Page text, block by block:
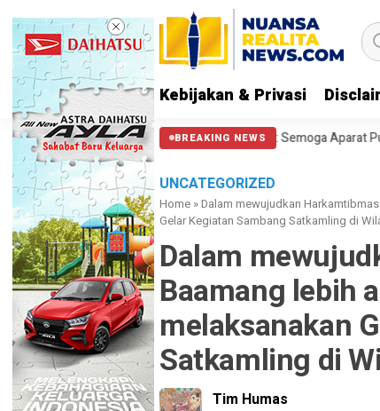
Kebijakan & Privasi
BREAKING NEWS
Massa di Patung Kuda: Semoga Aparat Punya Hati Nurani
UNCATEGORIZED
Home »Dalam mewujudkan
Gelar Kegiatan Sambang Satkamling di
Dalam
Baamang lebih
melaksanakan
Satkamling di
Tim Humas